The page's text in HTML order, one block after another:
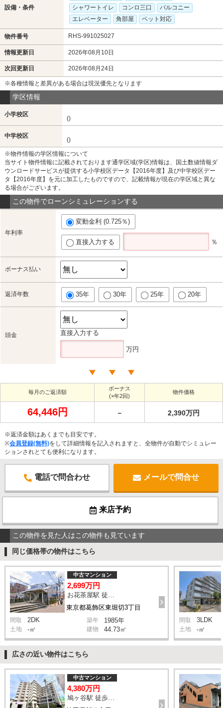
設備・条件
シャワートイレ
コンロ三口
バルコニー
エレベーター
角部屋 ペット対応
物件番号 RHS-991025027
情報更新日 2026年08月10日
次回更新日 2026年08月24日
※各種情報と差異がある場合は現況優先となります
学区情報
小学校区
()
中学校区
()
※物件情報の学区情報について
当サイト物件情報に記載されております通学区域(学区)情報は、国土数値情報ダ
ウンロードサービスが提供する小学校区データ【2016年度】及び中学校区デー
タ【2016年度】を元に加工したものですので、記載情報が現在の学区域と異な
る場合がございます。
この物件でローンシミュレーションする
年利率
変動金利 (0.725％)
直接入力する ％
ボーナス払い
返済年数 35年 30年 25年 20年
頭金 直接入力する
万円
毎月のご返済額
ボーナス
(×年2回)
物件価格
64,446円 － 2,390万円
※返済金額はあくまでも目安です。
※会員登録(無料)をして詳細情報を記入されますと、全物件が自動でシミュレー
ションされとても便利になります。
電話で問合わせ メールで問合せ
来店予約
この物件を見た人はこの物件も見ています
同じ価格帯の物件はこちら
東京都葛飾区東堀切3丁目
中古マンション
2,699万円
間取 2DK 築年 1985年
土地 -㎡ 建物 44.73㎡
間取 3LDK
土地 -㎡
広さの近い物件はこちら
中古マンション
4,380万円
鳩ヶ谷駅 徒歩2分